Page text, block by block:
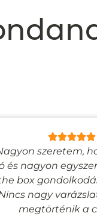
szeretem,
és nagyon
box
nagy
megtörténik a